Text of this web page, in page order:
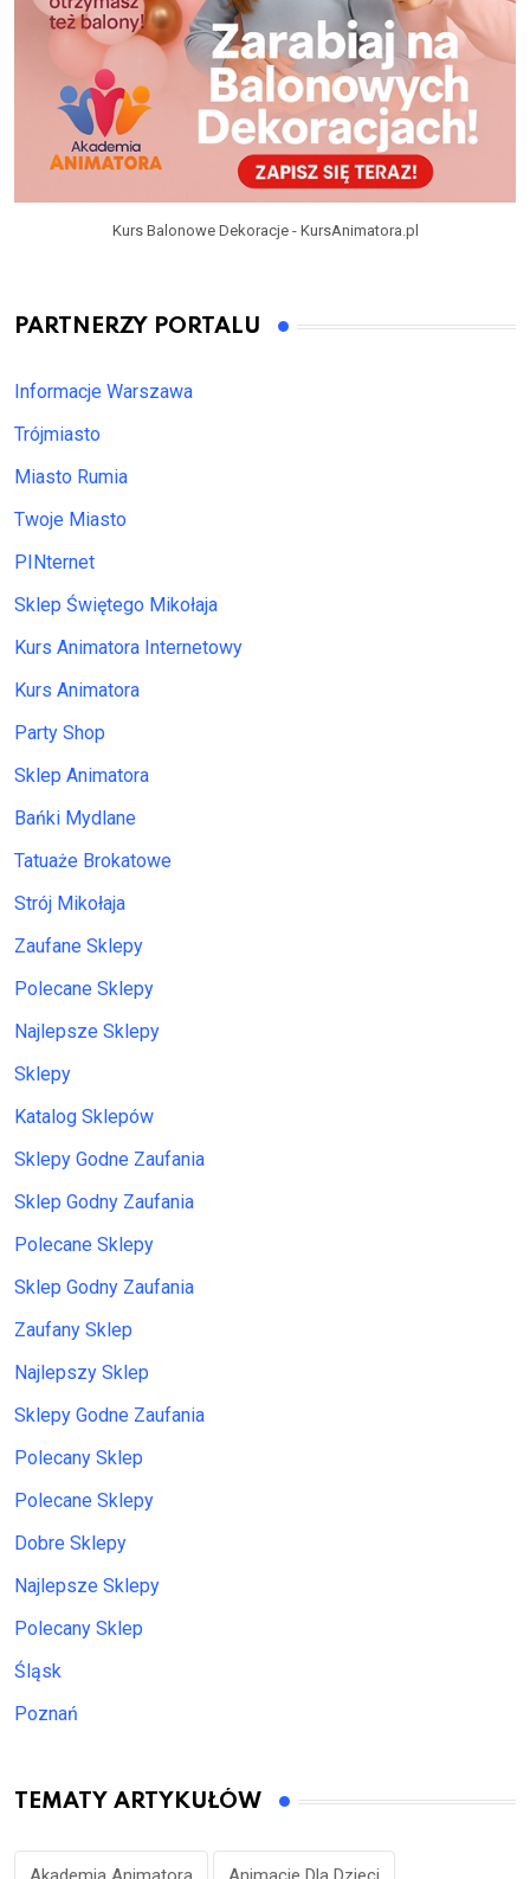
Kurs Balonowe Dekoracje - KursAnimatora.pl
PARTNERZY PORTALU
Informacje Warszawa
Trójmiasto
Miasto Rumia
Twoje Miasto
PINternet
Sklep Świętego Mikołaja
Kurs Animatora Internetowy
Kurs Animatora
Party Shop
Sklep Animatora
Bańki Mydlane
Tatuaże Brokatowe
Strój Mikołaja
Zaufane Sklepy
Polecane Sklepy
Najlepsze Sklepy
Sklepy
Katalog Sklepów
Sklepy Godne Zaufania
Sklep Godny Zaufania
Polecane Sklepy
Sklep Godny Zaufania
Zaufany Sklep
Najlepszy Sklep
Sklepy Godne Zaufania
Polecany Sklep
Polecane Sklepy
Dobre Sklepy
Najlepsze Sklepy
Polecany Sklep
Śląsk
Poznań
TEMATY ARTYKUŁÓW